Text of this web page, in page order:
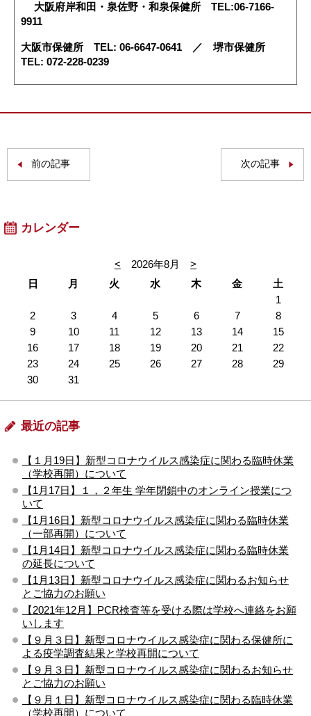
大阪府岸和田・泉佐野・和泉保健所 TEL:06-7166-
9911
大阪市保健所 TEL: 06-6647-0641 ／ 堺市保健所
TEL: 072-228-0239
前の記事 次の記事
カレンダー
< 2026年8月
>
日
月 火 水 木 金
土
1
2
3 4 5 6 7
8
9
10 11 12 13 14
15
16
17 18 19 20 21
22
23
24 25 26 27 28
29
30
31
最近の記事
【１月19日】新型コロナウイルス感染症に関わる臨時休業
（学校再開）について
【1月17日】１，２年生 学年閉鎖中のオンライン授業につ
いて
【1月16日】新型コロナウイルス感染症に関わる臨時休業
（一部再開）について
【1月14日】新型コロナウイルス感染症に関わる臨時休業
の延長について
【1月13日】新型コロナウイルス感染症に関わるお知らせ
とご協力のお願い
【2021年12月】PCR検査等を受ける際は学校へ連絡をお願
いします
【９月３日】新型コロナウイルス感染症に関わる保健所に
よる疫学調査結果と学校再開について
【９月３日】新型コロナウイルス感染症に関わるお知らせ
とご協力のお願い
【９月１日】新型コロナウイルス感染症に関わる臨時休業
（学校再開）について